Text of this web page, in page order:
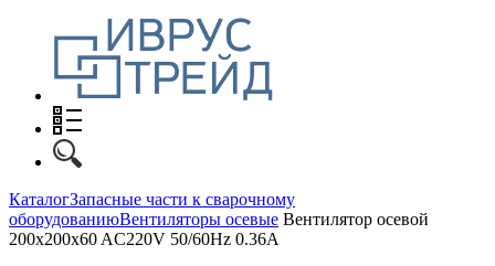
КаталогЗапасные части к сварочному
оборудованиюВентиляторы осевые Вентилятор осевой
200x200x60 AC220V 50/60Hz 0.36A